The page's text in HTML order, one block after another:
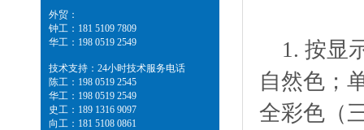
外贸：
钟工：181 5109 7809
华工：198 0519 2549
技术支持：24小时技术服务电话
陈工：198 0519 2545
华工：198 0519 2549
史工：189 1316 9097
向工：181 5108 0861
1. 按显
自然色；
全彩色（